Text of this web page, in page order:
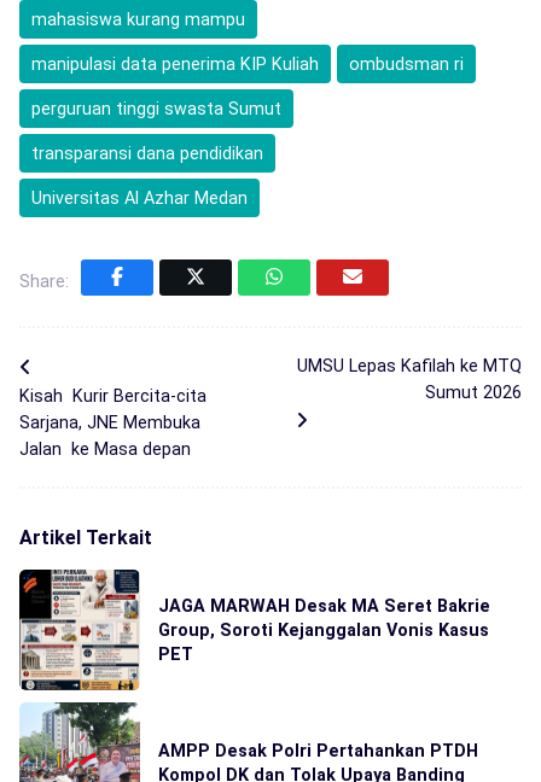
mahasiswa kurang mampu
manipulasi data penerima KIP Kuliah ombudsman ri
perguruan tinggi swasta Sumut
transparansi dana pendidikan
Universitas Al Azhar Medan
Share:
Kisah Kurir Bercita-cita
Sarjana, JNE Membuka
Jalan ke Masa depan
UMSU Lepas Kafilah ke MTQ
Sumut 2026
Artikel Terkait
JAGA MARWAH Desak MA Seret Bakrie
Group, Soroti Kejanggalan Vonis Kasus
PET
AMPP Desak Polri Pertahankan PTDH
Kompol DK dan Tolak Upaya Banding